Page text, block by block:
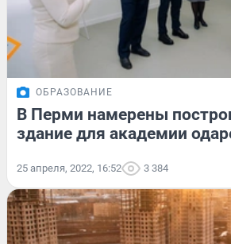
ОБРАЗОВАНИЕ
В Перми намерены
здание для академии
25 апреля, 2022, 16:52 3 384